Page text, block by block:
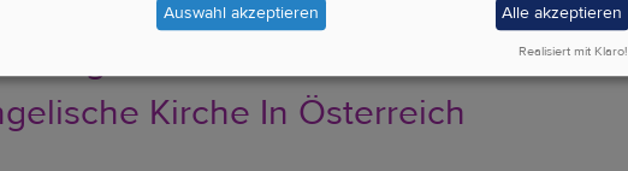
Kirche In Österreich
Auswahl akzeptieren Alle akzeptieren
Realisiert mit Klaro!